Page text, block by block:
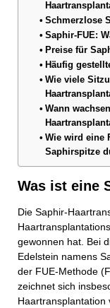
Schmerzlose
Saphir-FUE:
Preise für
Häufig
Wie viele
Wann
Wie wird eine
Saphirspitze
Was ist eine
Die Saphir-
gewonnen hat. Bei
Edelstein namens
der FUE-Methode
zeichnet sich
Haartransplantation